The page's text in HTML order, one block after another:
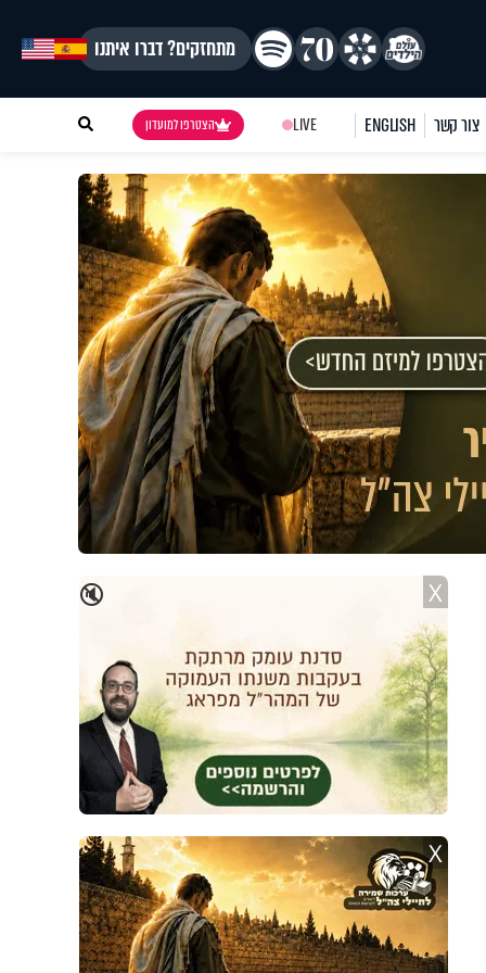
מתחזקים? דברו איתנו
צור קשר ENGLISH
LIVE הצטרפו למועדון
🔇 X
X